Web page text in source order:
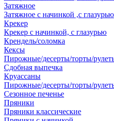
Затяжное
Затяжное с начинкой ,с глазурью
Крекер
Крекер с начинкой, с глазурью
Крендель/соломка
Кексы
Пирожные/десерты/торты/
Сдобная выпечка
Круассаны
Пирожные/десерты/торты/
Сезонное печенье
Пряники
Пряники классические